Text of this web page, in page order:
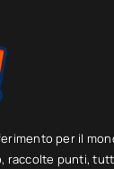
per il
raccolte punti,